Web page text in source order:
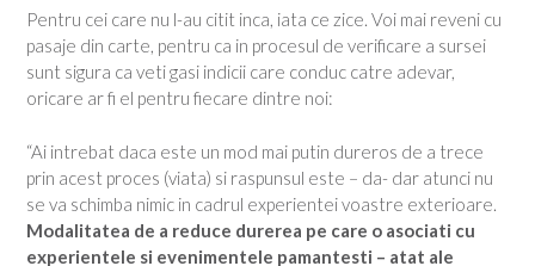
Pentru cei care nu l-au citit inca, iata ce zice. Voi mai reveni cu
pasaje din carte, pentru ca in procesul de verificare a sursei
sunt sigura ca veti gasi indicii care conduc catre adevar,
oricare ar fi el pentru fiecare dintre noi:
“Ai intrebat daca este un mod mai putin dureros de a trece
prin acest proces (viata) si raspunsul este – da- dar atunci nu
se va schimba nimic in cadrul experientei voastre exterioare.
Modalitatea de a reduce durerea pe care o asociati cu
experientele si evenimentele pamantesti – atat ale